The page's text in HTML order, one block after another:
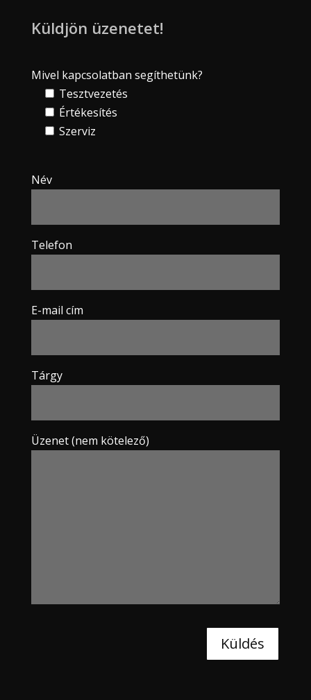
Küldjön üzenetet!
Mivel kapcsolatban segíthetünk?
Tesztvezetés
Értékesítés
Szerviz
Név
Telefon
E-mail cím
Tárgy
Üzenet (nem kötelező)